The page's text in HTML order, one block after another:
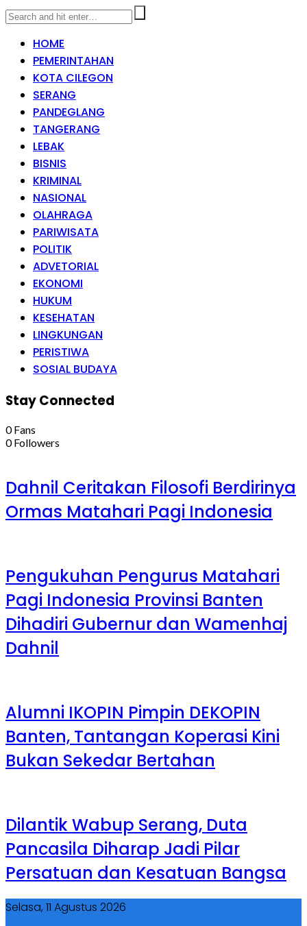
HOME
PEMERINTAHAN
KOTA CILEGON
SERANG
PANDEGLANG
TANGERANG
LEBAK
BISNIS
KRIMINAL
NASIONAL
OLAHRAGA
PARIWISATA
POLITIK
ADVETORIAL
EKONOMI
HUKUM
KESEHATAN
LINGKUNGAN
PERISTIWA
SOSIAL BUDAYA
Stay Connected
0 Fans
0 Followers
Dahnil Ceritakan Filosofi Berdirinya
Ormas Matahari Pagi Indonesia
Pengukuhan Pengurus Matahari
Pagi Indonesia Provinsi Banten
Dihadiri Gubernur dan Wamenhaj
Dahnil
Alumni IKOPIN Pimpin DEKOPIN
Banten, Tantangan Koperasi Kini
Bukan Sekedar Bertahan
Dilantik Wabup Serang, Duta
Pancasila Diharap Jadi Pilar
Persatuan dan Kesatuan Bangsa
Selasa, 11 Agustus 2026